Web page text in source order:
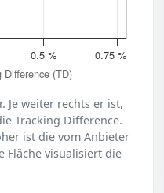
Difference (TD)
0.5 % 0.75 %
Je weiter rechts er ist,
Tracking Difference.
ist die vom Anbieter
Fläche visualisiert die